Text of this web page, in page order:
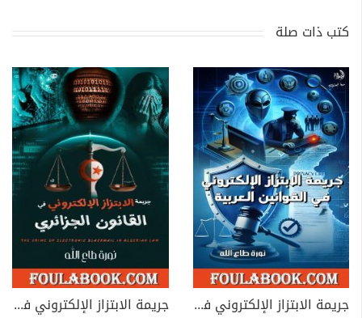
كتب ذات صلة
جريمة الابتزاز الإلكتروني في القوانين العربية جريمة الابتزاز الإلكتروني في القانون الجزائري